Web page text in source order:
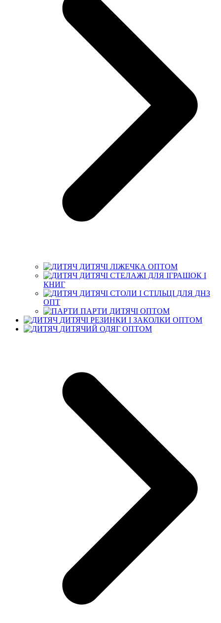
ДИТЯЧІ ЛІЖЕЧКА ОПТОМ
ДИТЯЧІ СТЕЛАЖІ ДЛЯ ІГРАШОК І
КНИГ
ДИТЯЧІ СТОЛИ І СТІЛЬЦІ ДЛЯ ДНЗ
ОПТ
ПАРТИ ДИТЯЧІ ОПТОМ
ДИТЯЧІ РЕЗИНКИ І ЗАКОЛКИ ОПТОМ
ДИТЯЧИЙ ОДЯГ ОПТОМ